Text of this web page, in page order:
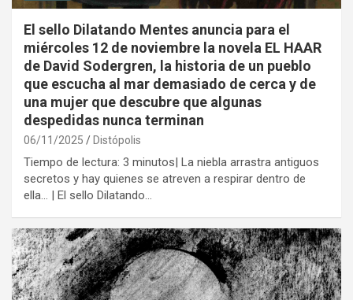
El sello Dilatando Mentes anuncia para el
miércoles 12 de noviembre la novela EL HAAR
de David Sodergren, la historia de un pueblo
que escucha al mar demasiado de cerca y de
una mujer que descubre que algunas
despedidas nunca terminan
06/11/2025 Distópolis
Tiempo de lectura: 3 minutos| La niebla arrastra antiguos
secretos y hay quienes se atreven a respirar dentro de
ella… | El sello Dilatando…